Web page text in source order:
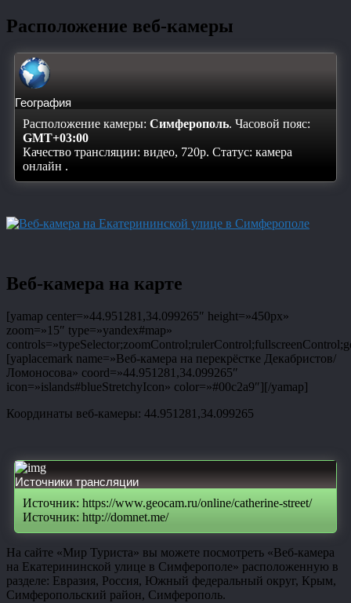
Расположение веб-камеры
География
Расположение камеры: Симферополь. Часовой пояс:
GMT+03:00
Качество трансляции: видео, 720p. Статус: камера
онлайн .
Веб-камера на карте
[yamap center=»44.951281,34.099265″ height=»450px»
zoom=»15″ type=»yandex#map»
[yaplacemark name=»Веб-камера на перекрёстке Декабристов/
Ломоносова» coord=»44.951281,34.099265″
icon=»islands#blueStretchyIcon» color=»#00c2a9″][/yamap]
Координаты веб-камеры: 44.951281,34.099265
Источники трансляции
Источник: https://www.geocam.ru/online/catherine-street/
Источник: http://domnet.me/
На сайте «Мир Туриста» вы можете посмотреть «Веб-камера
на Екатерининской улице в Симферополе» расположенную в
разделе: Евразия, Россия, Южный федеральный округ, Крым,
Симферопольский район, Симферополь.